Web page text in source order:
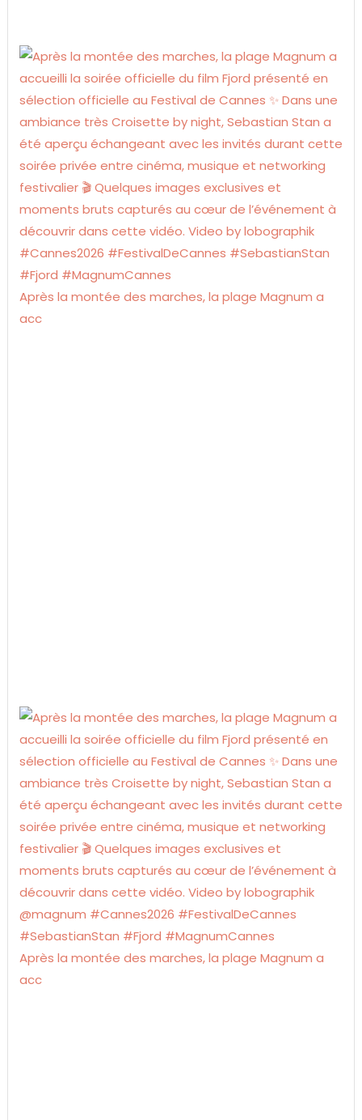
Après la montée des marches, la plage Magnum a
acc
Après la montée des marches, la plage Magnum a
acc